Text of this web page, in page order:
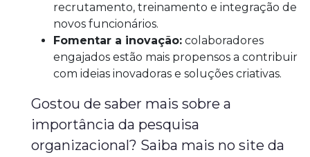
recrutamento, treinamento e integração de
novos funcionários.
Fomentar a inovação: colaboradores
engajados estão mais propensos a contribuir
com ideias inovadoras e soluções criativas.
Gostou de saber mais sobre a
importância da pesquisa
organizacional? Saiba mais no site da